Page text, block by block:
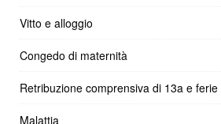
Vitto e alloggio
Congedo di maternità
Retribuzione comprensiva di 13a e ferie
Malattia